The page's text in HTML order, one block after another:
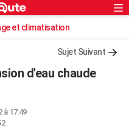
Rechercher
et climatisation
Sujet Suivant
d'eau chaude
à 17:49